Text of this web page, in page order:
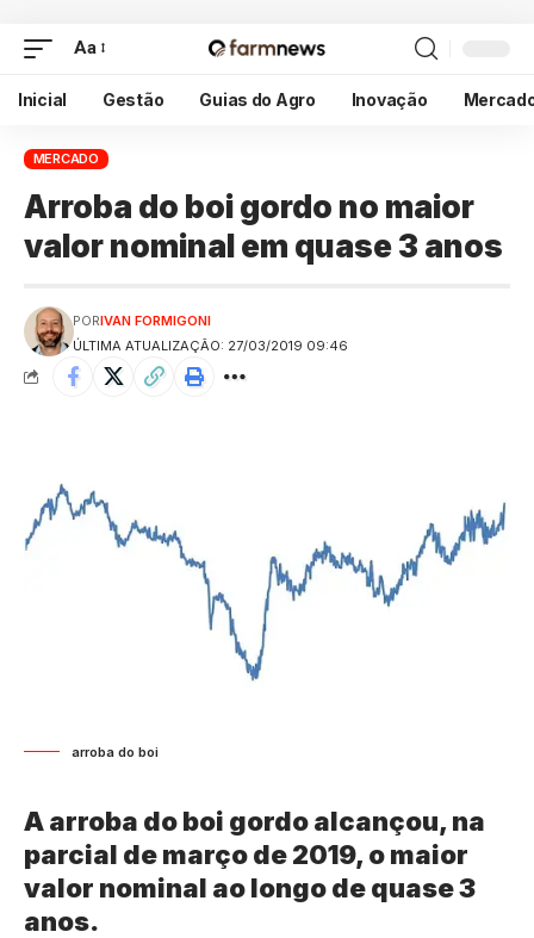
Aa
Inicial Gestão Guias do Agro Inovação
MERCADO
Arroba do boi gordo no maior
valor nominal em quase 3 anos
ÚLTIMA ATUALIZAÇÃO: 27/03/2019 09:46
PORIVAN FORMIGONI
arroba do boi
A arroba do boi gordo alcançou, na
parcial de março de 2019, o maior
valor nominal ao longo de quase 3
anos.